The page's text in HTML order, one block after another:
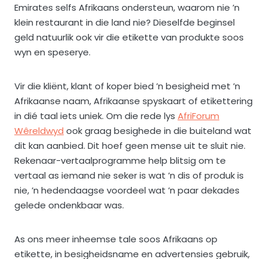
Emirates selfs Afrikaans ondersteun, waarom nie ’n
klein restaurant in die land nie? Dieselfde beginsel
geld natuurlik ook vir die etikette van produkte soos
wyn en speserye.
Vir die kliënt, klant of koper bied ’n besigheid met ’n
Afrikaanse naam, Afrikaanse spyskaart of etikettering
in dié taal iets uniek. Om die rede lys AfriForum
Wêreldwyd ook graag besighede in die buiteland wat
dit kan aanbied. Dit hoef geen mense uit te sluit nie.
Rekenaar-vertaalprogramme help blitsig om te
vertaal as iemand nie seker is wat ’n dis of produk is
nie, ’n hedendaagse voordeel wat ’n paar dekades
gelede ondenkbaar was.
As ons meer inheemse tale soos Afrikaans op
etikette, in besigheidsname en advertensies gebruik,